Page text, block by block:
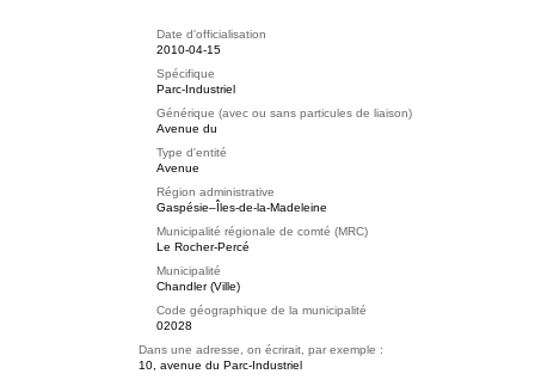
Date d'officialisation
2010-04-15
Spécifique
Parc-Industriel
Générique (avec ou sans particules de liaison)
Avenue du
Type d'entité
Avenue
Région administrative
Gaspésie–Îles-de-la-Madeleine
Municipalité régionale de comté (MRC)
Le Rocher-Percé
Municipalité
Chandler (Ville)
Code géographique de la municipalité
02028
Dans une adresse, on écrirait, par exemple :
10, avenue du Parc-Industriel